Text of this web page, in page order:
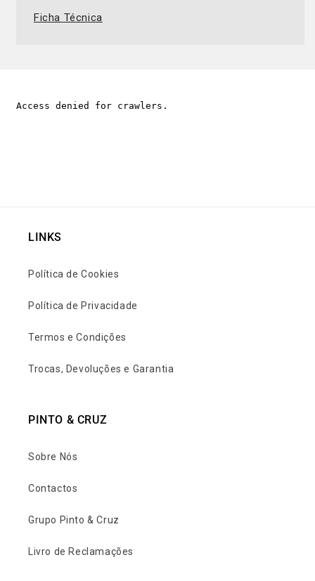
Ficha Técnica
LINKS
Política de Cookies
Política de Privacidade
Termos e Condições
Trocas, Devoluções e Garantia
PINTO & CRUZ
Sobre Nós
Contactos
Grupo Pinto & Cruz
Livro de Reclamações